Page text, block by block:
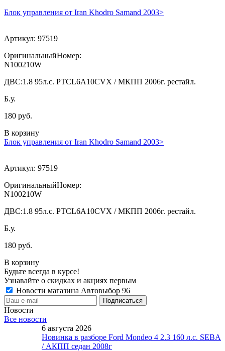
Блок управления от Iran Khodro Samand 2003>
Артикул: 97519
ОригинальныйНомер:
N100210W
ДВС:1.8 95л.с. PTCL6A10CVX / МКПП 2006г. рестайл.
Б.у.
180 руб.
В корзину
Блок управления от Iran Khodro Samand 2003>
Артикул: 97519
ОригинальныйНомер:
N100210W
ДВС:1.8 95л.с. PTCL6A10CVX / МКПП 2006г. рестайл.
Б.у.
180 руб.
В корзину
Будьте всегда в курсе!
Узнавайте о скидках и акциях первым
Новости магазина Автовыбор 96
Новости
Все новости
6 августа 2026
Новинка в разборе Ford Mondeo 4 2.3 160 л.с. SEBA
/ АКПП седан 2008г